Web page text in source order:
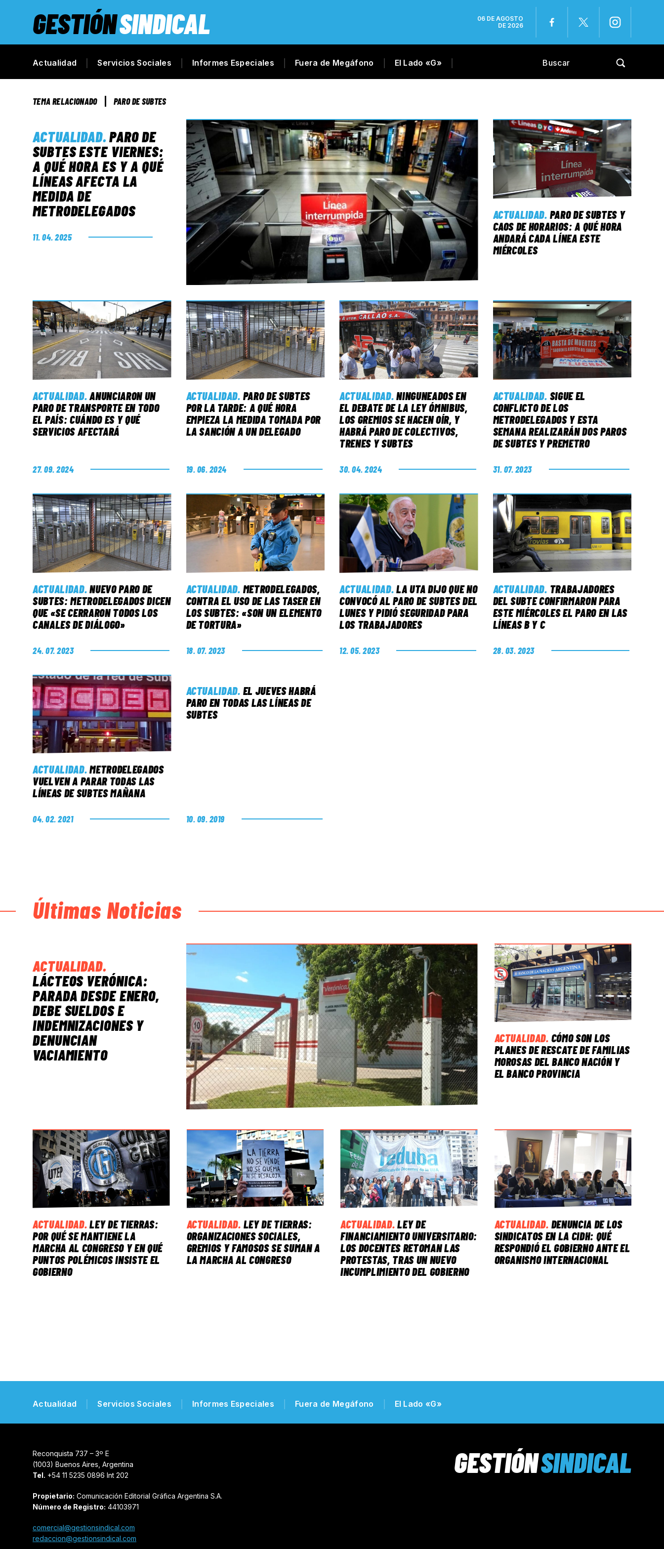
GESTIÓNSINDICAL
06 DE AGOSTO
DE 2026
Actualidad Servicios Sociales Informes Especiales Fuera de Megáfono El Lado «G»
TEMA RELACIONADO PARO DE SUBTES
ACTUALIDAD.PARO DE
SUBTES ESTE VIERNES:
A QUÉ HORA ES Y A QUÉ
LÍNEAS AFECTA LA
MEDIDA DE
METRODELEGADOS
11. 04. 2025
ACTUALIDAD. PARO DE SUBTES Y
CAOS DE HORARIOS: A QUÉ HORA
ANDARÁ CADA LÍNEA ESTE
MIÉRCOLES
ACTUALIDAD. ANUNCIARON UN
PARO DE TRANSPORTE EN TODO
EL PAÍS: CUÁNDO ES Y QUÉ
SERVICIOS AFECTARÁ
27. 09. 2024
ACTUALIDAD. PARO DE SUBTES
POR LA TARDE: A QUÉ HORA
EMPIEZA LA MEDIDA TOMADA POR
LA SANCIÓN A UN DELEGADO
19. 06. 2024
ACTUALIDAD. NINGUNEADOS EN
EL DEBATE DE LA LEY ÓMNIBUS,
LOS GREMIOS SE HACEN OÍR, Y
HABRÁ PARO DE COLECTIVOS,
TRENES Y SUBTES
30. 04. 2024
ACTUALIDAD. SIGUE EL
CONFLICTO DE LOS
METRODELEGADOS Y ESTA
SEMANA REALIZARÁN DOS PAROS
DE SUBTES Y PREMETRO
31. 07. 2023
ACTUALIDAD. NUEVO PARO DE
SUBTES: METRODELEGADOS DICEN
QUE «SE CERRARON TODOS LOS
CANALES DE DIÁLOGO»
24. 07. 2023
ACTUALIDAD. METRODELEGADOS,
CONTRA EL USO DE LAS TASER EN
LOS SUBTES: «SON UN ELEMENTO
DE TORTURA»
18. 07. 2023
ACTUALIDAD. LA UTA DIJO QUE NO
CONVOCÓ AL PARO DE SUBTES DEL
LUNES Y PIDIÓ SEGURIDAD PARA
LOS TRABAJADORES
12. 05. 2023
ACTUALIDAD. TRABAJADORES
DEL SUBTE CONFIRMARON PARA
ESTE MIÉRCOLES EL PARO EN LAS
LÍNEAS B Y C
28. 03. 2023
ACTUALIDAD. METRODELEGADOS
VUELVEN A PARAR TODAS LAS
LÍNEAS DE SUBTES MAÑANA
04. 02. 2021
ACTUALIDAD. EL JUEVES HABRÁ
PARO EN TODAS LAS LÍNEAS DE
SUBTES
10. 09. 2019
Últimas Noticias
ACTUALIDAD.
LÁCTEOS VERÓNICA:
PARADA DESDE ENERO,
DEBE SUELDOS E
INDEMNIZACIONES Y
DENUNCIAN
VACIAMIENTO
ACTUALIDAD. CÓMO SON LOS
PLANES DE RESCATE DE FAMILIAS
MOROSAS DEL BANCO NACIÓN Y
EL BANCO PROVINCIA
ACTUALIDAD. LEY DE TIERRAS:
POR QUÉ SE MANTIENE LA
MARCHA AL CONGRESO Y EN QUÉ
PUNTOS POLÉMICOS INSISTE EL
GOBIERNO
ACTUALIDAD. LEY DE TIERRAS:
ORGANIZACIONES SOCIALES,
GREMIOS Y FAMOSOS SE SUMAN A
LA MARCHA AL CONGRESO
ACTUALIDAD. LEY DE
FINANCIAMIENTO UNIVERSITARIO:
LOS DOCENTES RETOMAN LAS
PROTESTAS, TRAS UN NUEVO
INCUMPLIMIENTO DEL GOBIERNO
ACTUALIDAD. DENUNCIA DE LOS
SINDICATOS EN LA CIDH: QUÉ
RESPONDIÓ EL GOBIERNO ANTE EL
ORGANISMO INTERNACIONAL
Actualidad Servicios Sociales Informes Especiales Fuera de Megáfono El Lado «G»
Reconquista 737 – 3º E
(1003) Buenos Aires, Argentina
Tel. +54 11 5235 0896 Int 202
Propietario: Comunicación Editorial Gráfica Argentina S.A.
Número de Registro: 44103971
comercial@gestionsindical.com
redaccion@gestionsindical.com
GESTIÓNSINDICAL